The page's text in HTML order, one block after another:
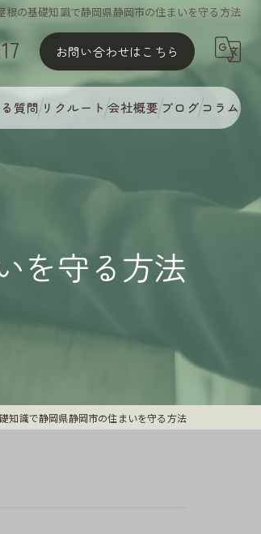
根の基礎知識で静岡県静岡市の住まいを守る方法
お問い合わせはこちら
定期点検
質問リクルート 会社概要ブログコラム
を守る方法
知識で静岡県静岡市の住まいを守る方法